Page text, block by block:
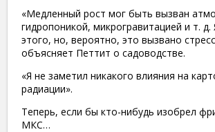
«Медленный рост мог быть вызван
гидропоникой, микрогравитацией и т.
этого, но, вероятно, это вызвано
объясняет Петтит о садоводстве.
«Я не заметил никакого влияния на
радиации».
Теперь, если бы кто-нибудь изобрел
МКС…